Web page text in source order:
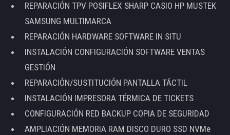
REPARACIÓN TPV POSIFLEX SHARP CASIO HP MUSTEK
SAMSUNG MULTIMARCA
REPARACIÓN HARDWARE SOFTWARE IN SITU
INSTALACIÓN CONFIGURACIÓN SOFTWARE VENTAS
GESTIÓN
REPARACIÓN/SUSTITUCIÓN PANTALLA TÁCTIL
INSTALACIÓN IMPRESORA TÉRMICA DE TICKETS
CONFIGURACIÓN RED BACKUP COPIA DE SEGURIDAD
AMPLIACIÓN MEMORIA RAM DISCO DURO SSD NVMe